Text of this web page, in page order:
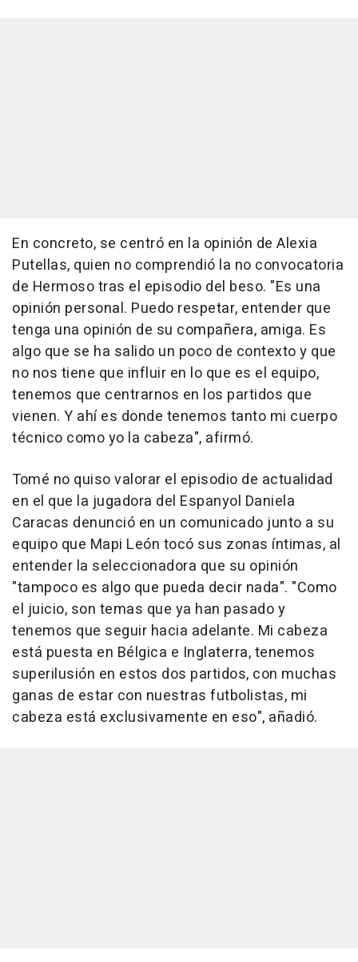
En concreto, se centró en la opinión de Alexia
Putellas, quien no comprendió la no convocatoria
de Hermoso tras el episodio del beso. "Es una
opinión personal. Puedo respetar, entender que
tenga una opinión de su compañera, amiga. Es
algo que se ha salido un poco de contexto y que
no nos tiene que influir en lo que es el equipo,
tenemos que centrarnos en los partidos que
vienen. Y ahí es donde tenemos tanto mi cuerpo
técnico como yo la cabeza", afirmó.
Tomé no quiso valorar el episodio de actualidad
en el que la jugadora del Espanyol Daniela
Caracas denunció en un comunicado junto a su
equipo que Mapi León tocó sus zonas íntimas, al
entender la seleccionadora que su opinión
"tampoco es algo que pueda decir nada". "Como
el juicio, son temas que ya han pasado y
tenemos que seguir hacia adelante. Mi cabeza
está puesta en Bélgica e Inglaterra, tenemos
superilusión en estos dos partidos, con muchas
ganas de estar con nuestras futbolistas, mi
cabeza está exclusivamente en eso", añadió.